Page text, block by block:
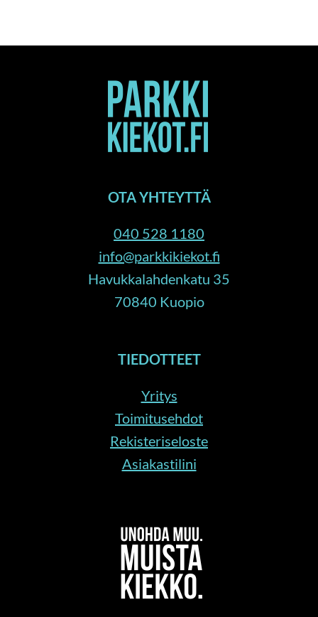
OTA YHTEYTTÄ
040 528 1180
info@parkkikiekot.fi
Havukkalahdenkatu 35
70840 Kuopio
TIEDOTTEET
Yritys
Toimitusehdot
Rekisteriseloste
Asiakastilini